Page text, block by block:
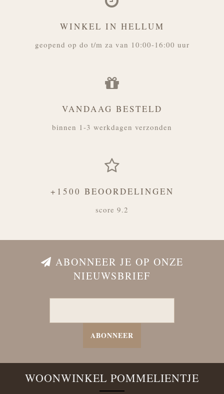
WINKEL IN HELLUM
geopend op do t/m za van 10:00-16:00 uur
VANDAAG BESTELD
binnen 1-3 werkdagen verzonden
+1500 BEOORDELINGEN
score 9.2
ABONNEER JE OP ONZE
NIEUWSBRIEF
ABONNEER
WOONWINKEL POMMELIENTJE